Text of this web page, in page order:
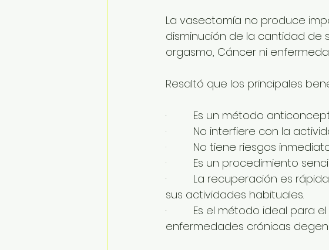
La vasectomía no produce
disminución de la cantidad
orgasmo, Cáncer ni
Resaltó que los principales
·         Es un método
·         No interfiere con la
·         No tiene riesgos
·         Es un procedimiento
·         La recuperación es
sus actividades habituales.
·         Es el método ideal
enfermedades crónicas